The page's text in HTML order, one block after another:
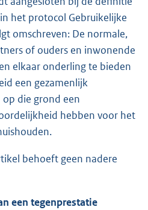
het protocol Gebruikelijke
omschreven: De normale,
of ouders en inwonende
elkaar onderling te bieden
een gezamenlijk
die grond een
hebben voor het
behoeft geen nadere
een tegenprestatie